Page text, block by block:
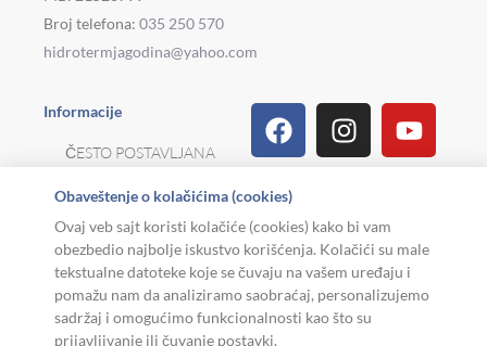
Broj telefona: 035 250 570
hidrotermjagodina@yahoo.com
Informacije
ČESTO POSTAVLJANA
REKLAMACIJE I
POVRAT ROBE
USLOVI KORIŠĆENJA
FacebookInstagram
Linkedin
Viber
TiktokPinterest
Obaveštenje o kolačićima (cookies)
Ovaj veb sajt koristi kolačiće (cookies) kako bi vam
obezbedio najbolje iskustvo korišćenja. Kolačići su male
tekstualne datoteke koje se čuvaju na vašem uređaju i
pomažu nam da analiziramo saobraćaj, personalizujemo
sadržaj i omogućimo funkcionalnosti kao što su
prijavljivanje ili čuvanje postavki.